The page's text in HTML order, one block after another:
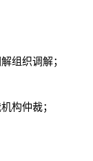
组织调解；
构仲裁；